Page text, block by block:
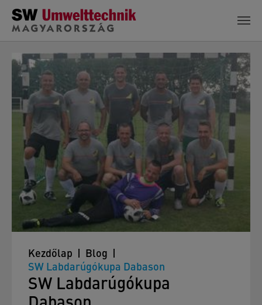
Skip to main content
Kezdőlap
Blog
SW Labdarúgókupa Dabason
SW Labdarúgókupa